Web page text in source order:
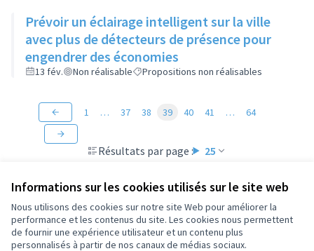
Informations sur les cookies utilisés sur le site web
Nous utilisons des cookies sur notre site Web pour améliorer la
performance et les contenus du site. Les cookies nous permettent
de fournir une expérience utilisateur et un contenu plus
personnalisés à partir de nos canaux de médias sociaux.
Prévoir un éclairage intelligent sur la ville
avec plus de détecteurs de présence pour
engendrer des économies
13 fév. Non réalisable Propositions non réalisables
Résultats par page : 25
1 … 37 38 39 40 41 … 64
Conditions d'utilisation
Paramètres des cookies